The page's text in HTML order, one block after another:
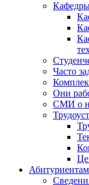
Часто
Они
СМИ о
Абитуриентам